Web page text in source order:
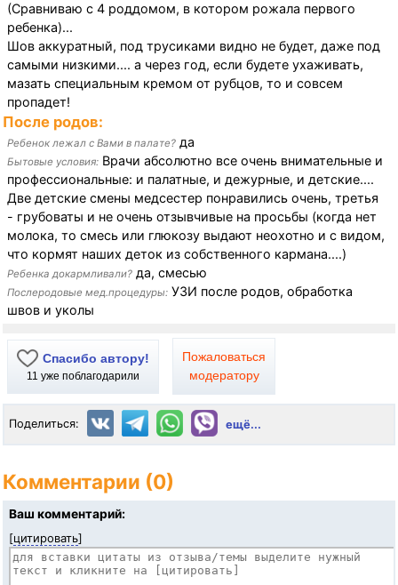
(Сравниваю с 4 роддомом, в котором рожала первого
ребенка)...
Шов аккуратный, под трусиками видно не будет, даже под
самыми низкими.... а через год, если будете ухаживать,
мазать специальным кремом от рубцов, то и совсем
пропадет!
После родов:
Ребенок лежал с Вами в палате? да
Бытовые условия: Врачи абсолютно все очень внимательные и
профессиональные: и палатные, и дежурные, и детские....
Две детские смены медсестер понравились очень, третья
- грубоваты и не очень отзывчивые на просьбы (когда нет
молока, то смесь или глюкозу выдают неохотно и с видом,
что кормят наших деток из собственного кармана....)
Ребенка докармливали? да, смесью
Послеродовые мед.процедуры: УЗИ после родов, обработка
швов и уколы
Спасибо автору!
11 уже поблагодарили
Пожаловаться
модератору
Поделиться: ещё...
Комментарии (0)
Ваш комментарий:
[цитировать]